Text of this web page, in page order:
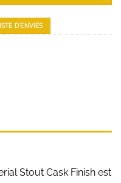
D'ENVIES
Stout Cask Finish est